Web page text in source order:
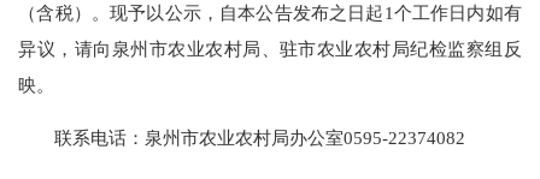
（含税）。现予以公示，自本公告发布之日起1个工作日内如有
异议，请向泉州市农业农村局、驻市农业农村局纪检监察组反
映。
联系电话：泉州市农业农村局办公室0595-22374082